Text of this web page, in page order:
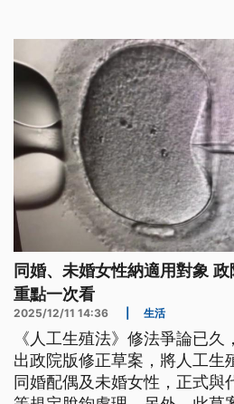
同婚、未婚女性納適用對象
重點一次看
2025/12/11 14:36 生活
《人工生殖法》修法爭論已久
出政院版修正草案，將人工生
同婚配偶及未婚女性，正式與